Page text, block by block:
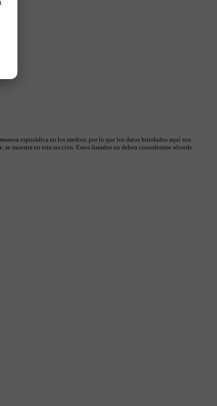
esporádica en los medios, por lo que los datos brindados aquí son
muestra en esta sección. Estos listados no deben considerarse récords